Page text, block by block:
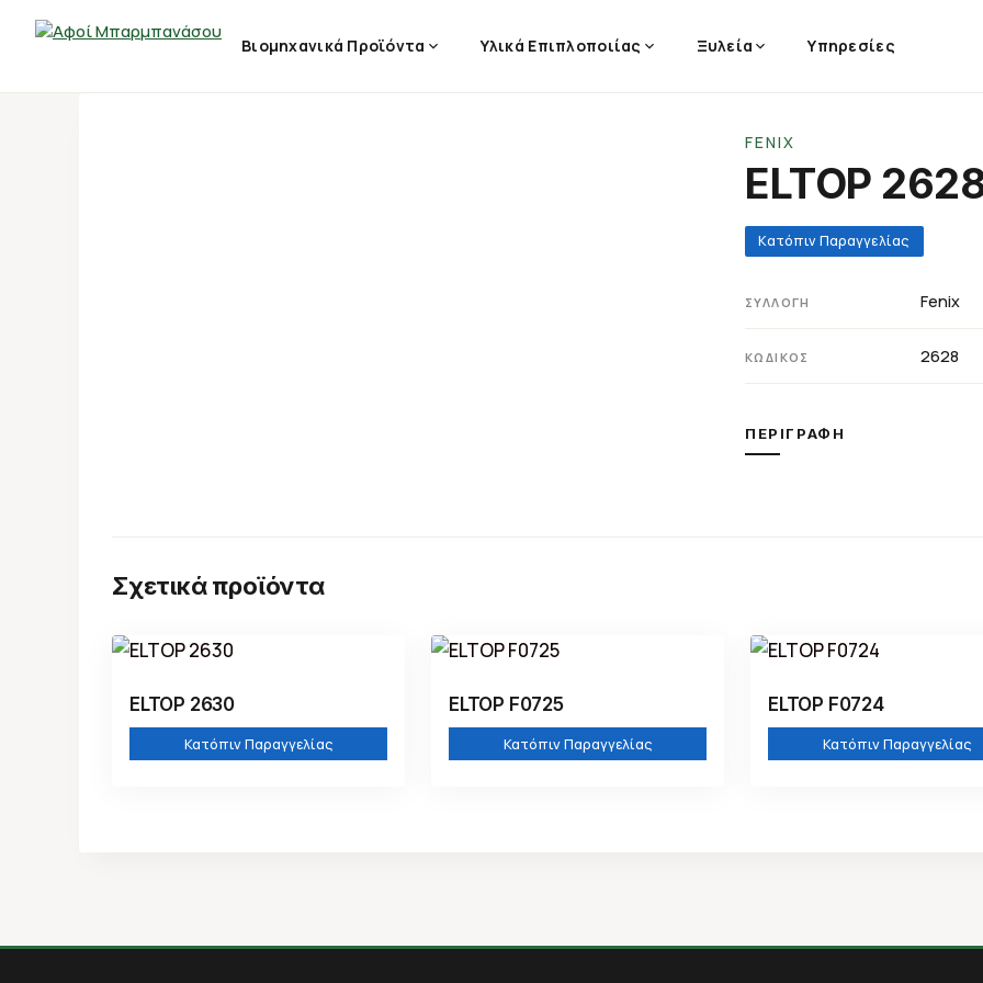
Βιομηχανικά Προϊόντα Υλικά Επιπλοποιίας Ξυλεία Υπηρεσίες
FENIX
ELTOP
Κατόπιν Παραγγελίας
ΣΥΛΛΟΓΉ Fenix
ΚΩΔΙΚΌΣ 2628
ΠΕΡΙΓΡΑΦΉ
Σχετικά προϊόντα
ELTOP 2630
Κατόπιν Παραγγελίας
ELTOP F0725
Κατόπιν Παραγγελίας
ELTOP F0724
Κατόπιν Παραγγελίας